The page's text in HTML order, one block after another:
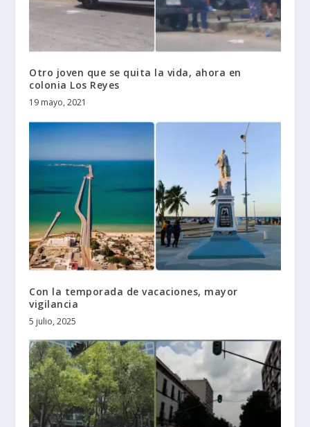
Otro joven que se quita la vida, ahora en
colonia Los Reyes
19 mayo, 2021
Con la temporada de vacaciones, mayor
vigilancia
5 julio, 2025